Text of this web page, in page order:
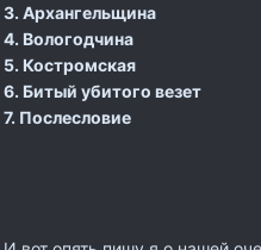
3. Архангельщина
4. Вологодчина
5. Костромская
6. Битый убитого везет
7. Послесловие